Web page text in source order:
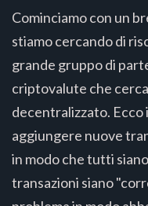
Cominciamo con un
stiamo cercando di
grande gruppo di
criptovalute che
decentralizzato. Ecco
aggiungere nuove
in modo che tutti
transazioni siano